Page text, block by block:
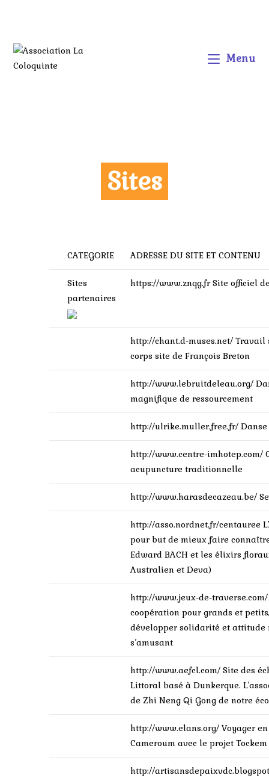
Menu
Sites
CATEGORIE ADRESSE DU SITE ET CONTENU
Sites
partenaires
https://www.znqg.frSite officiel
http://chant.d-muses.net/Travail
corps site de François Breton
http://www.lebruitdeleau.org/
magnifique de ressourcement
http://ulrike.muller.free.fr/
http://www.centre-imhotep.com/
acupuncture traditionnelle
http://www.harasdecazeau.be/
http://asso.nordnet.fr/centauree
pour but de mieux faire
Edward BACH et les élixirs
Australien et Deva)
http://www.jeux-de-
coopération pour grands et
développer solidarité et attitude
s’amusant
http://www.aefcl.com/Site des
Littoral basé à Dunkerque.
de Zhi Neng Qi Gong de notre
http://www.elans.org/Voyager
Cameroum avec le projet
http://